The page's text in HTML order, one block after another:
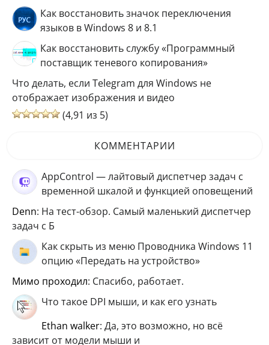
Как восстановить значок переключения
языков в Windows 8 и 8.1
Как восстановить службу «Программный
поставщик теневого копирования»
Что делать, если Telegram для Windows не
отображает изображения и видео
(4,91 из 5)
КОММЕНТАРИИ
AppControl — лайтовый диспетчер задач с
временной шкалой и функцией оповещений
Denn: На тест-обзор. Самый маленький диспетчер
задач с Б
Как скрыть из меню Проводника Windows 11
опцию «Передать на устройство»
мимо проходил: Спасибо, работает.
Что такое DPI мыши, и как его узнать
ethan walker: Да, это возможно, но всё
зависит от модели мыши и